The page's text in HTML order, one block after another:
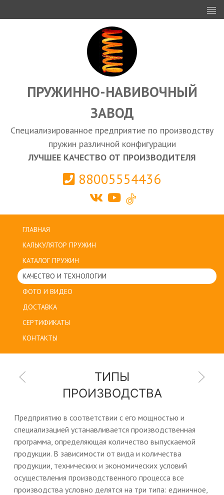
ИНВЕСТОРАМ
ПРОЕКТИРОВАНИЕ
ЭКСПОРТ
ЗАКУПКИ
КАЛЬКУЛЯТОР ПРУЖИН
Выберите город
ПРУЖИННО-НАВИВОЧНЫЙ
ЗАВОД
Специализированное предприятие по производству
пружин различной конфигурации
ЛУЧШЕЕ КАЧЕСТВО ОТ ПРОИЗВОДИТЕЛЯ
88005554436
ГЛАВНАЯ
КАЛЬКУЛЯТОР ПРУЖИН
КАТАЛОГ ПРУЖИН
КАЧЕСТВО И ТЕХНОЛОГИИ
ФОТО И ВИДЕО
ДОСТАВКА
СЕРТИФИКАТЫ
КОНТАКТЫ
ТИПЫ
ПРОИЗВОДСТВА
Предприятию в соответствии с его мощностью и
специализацией устанавливается производственная
программа, определяющая количество выпускаемой
продукции. В зависимости от вида и количества
продукции, технических и экономических условий
осуществления производственного процесса все
производства условно делятся на три типа: единичное,